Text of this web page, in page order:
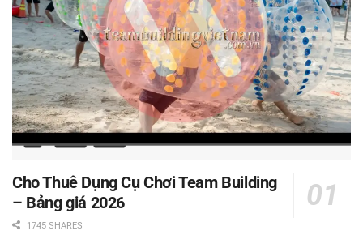
Cho Thuê Dụng Cụ Chơi Team Building
– Bảng giá 2026
1745 SHARES